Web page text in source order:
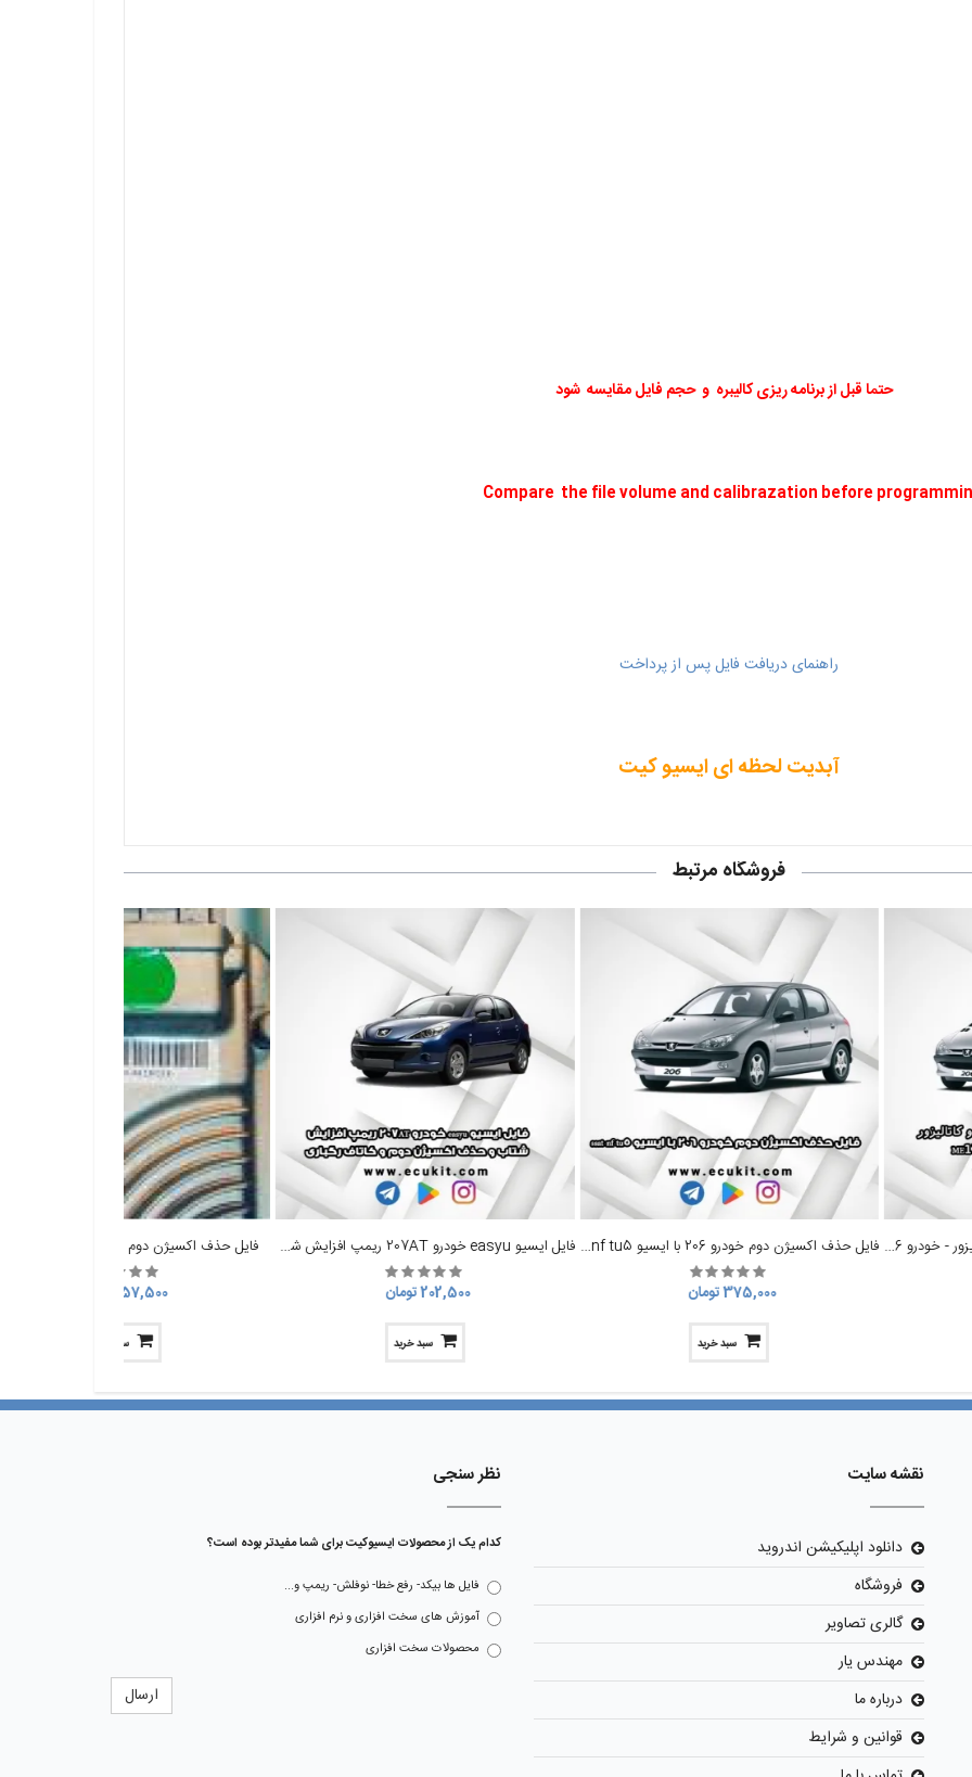
حتما قبل از برنامه ریزی کالیبره و حجم فایل مقایسه شود
Compare the file volume and calibrazation before
راهنمای دریافت فایل پس از پرداخت
آبدیت لحظه ای ایسیو کیت
فروشگاه مرتبط
فایل حذف سنسور اکسیژن دوم و کاتالیزور - خودرو 206 – ایسیو Me17.9.7 فایل حذف اکسیژن دوم خودرو 206 با ایسیو ssat nf tu5
375,000 تومان
سبد خرید
فایل ایسیو easyu خودرو 207AT ریمپ افزایش شتاب و حذف اکسیژن دوم و کاتاف رگباری
202,500 تومان
سبد خرید
فایل حذف اکسیژن دوم 206 با ایسیو MAW 1002
157,500 تومان
سبد خرید
نقشه سایت
دانلود اپلیکیشن اندروید
فروشگاه
گالری تصاویر
مهندس یار
درباره ما
قوانین و شرایط
نظر سنجی
کدام یک از محصولات ایسیوکیت برای شما مفیدتر بوده است؟
فایل ها بیکد- رفع خطا- نوفلش- ریمپ و...
آموزش های سخت افزاری و نرم افزاری
محصولات سخت افزاری
ارسال